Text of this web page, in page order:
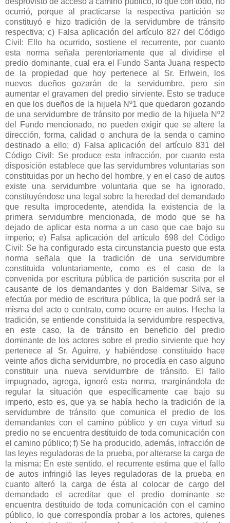
ocurrió, porque al practicarse la respectiva partición se
constituyó e hizo tradición de la servidumbre de tránsito
respectiva; c) Falsa aplicación del artículo 827 del Código
Civil: Ello ha ocurrido, sostiene el recurrente, por cuanto
esta norma señala perentoriamente que al dividirse el
predio dominante, cual era el Fundo Santa Juana respecto
de la propiedad que hoy pertenece al Sr. Erlwein, los
nuevos dueños gozarán de la servidumbre, pero sin
aumentar el gravamen del predio sirviente. Esto se traduce
en que los dueños de la hijuela Nº1 que quedaron gozando
de una servidumbre de tránsito por medio de la hijuela Nº2
del Fundo mencionado, no pueden exigir que se altere la
dirección, forma, calidad o anchura de la senda o camino
destinado a ello; d) Falsa aplicación del artículo 831 del
Código Civil: Se produce esta infracción, por cuanto esta
disposición establece que las servidumbres voluntarias son
constituidas por un hecho del hombre, y en el caso de autos
existe una servidumbre voluntaria que se ha ignorado,
constituyéndose una legal sobre la heredad del demandado
que resulta improcedente, atendida la existencia de la
primera servidumbre mencionada, de modo que se ha
dejado de aplicar esta norma a un caso que cae bajo su
imperio; e) Falsa aplicación del artículo 698 del Código
Civil: Se ha configurado esta circunstancia puesto que esta
norma señala que la tradición de una servidumbre
constituida voluntariamente, como es el caso de la
convenida por escritura pública de partición suscrita por el
causante de los demandantes y don Baldemar Silva, se
efectúa por medio de escritura pública, la que podrá ser la
misma del acto o contrato, como ocurre en autos. Hecha la
tradición, se entiende constituida la servidumbre respectiva,
en este caso, la de tránsito en beneficio del predio
dominante de los actores sobre el predio sirviente que hoy
pertenece al Sr. Aguirre, y habiéndose constituido hace
veinte años dicha servidumbre, no procedía en caso alguno
constituir una nueva servidumbre de tránsito. El fallo
impugnado, agrega, ignoró esta norma, marginándola de
regular la situación que específicamente cae bajo su
imperio, esto es, que ya se había hecho la tradición de la
servidumbre de tránsito que comunica el predio de los
demandantes con el camino público y en cuya virtud su
predio no se encuentra destituido de toda comunicación con
el camino público; f) Se ha producido, además, infracción de
las leyes reguladoras de la prueba, por alterarse la carga de
la misma: En este sentido, el recurrente estima que el fallo
de autos infringió las leyes reguladoras de la prueba en
cuanto alteró la carga de ésta al colocar de cargo del
demandado el acreditar que el predio dominante se
encuentra destituido de toda comunicación con el camino
público, lo que correspondía probar a los actores, quienes